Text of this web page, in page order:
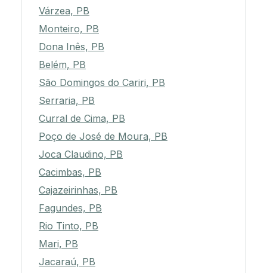
Várzea, PB
Monteiro, PB
Dona Inês, PB
Belém, PB
São Domingos do Cariri, PB
Serraria, PB
Curral de Cima, PB
Poço de José de Moura, PB
Joca Claudino, PB
Cacimbas, PB
Cajazeirinhas, PB
Fagundes, PB
Rio Tinto, PB
Mari, PB
Jacaraú, PB